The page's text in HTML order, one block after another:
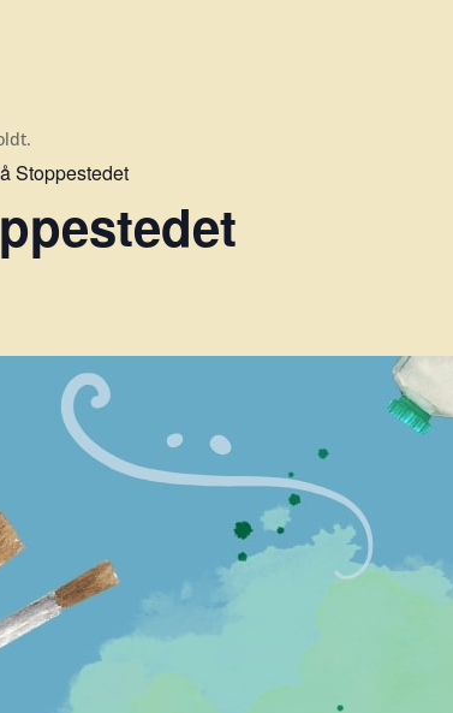
Stoppestedet